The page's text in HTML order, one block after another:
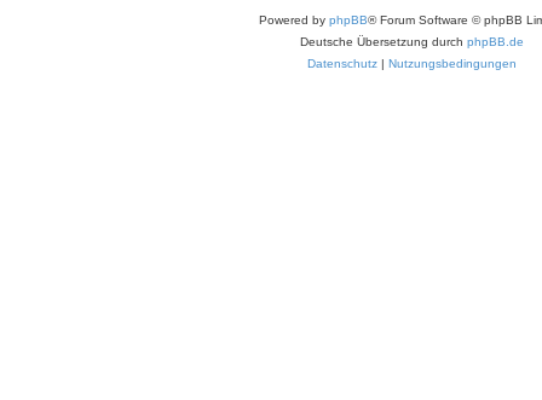
Powered by phpBB® Forum Software © phpBB
Deutsche Übersetzung durch phpBB.de
Datenschutz | Nutzungsbedingungen